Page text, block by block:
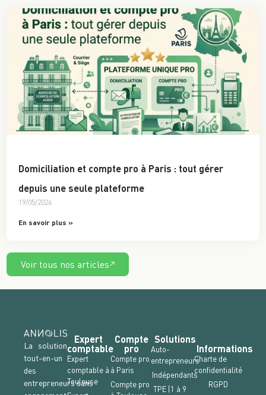
Domiciliation et compte pro à Paris : tout gérer
depuis une seule plateforme
19/05/2026
En savoir plus »
Voir tous nos articles
La solution
tout-en-un
des
entrepreneurs sans
Expert
comptable
Expert
comptable à
Toulouse
Compte
pro
Compte pro
à Paris
Compte pro
Solutions
Auto-
entrepreneurs
Indépendants
TPE (1 à 9
Informations
Charte de
confidentialité
RGPD